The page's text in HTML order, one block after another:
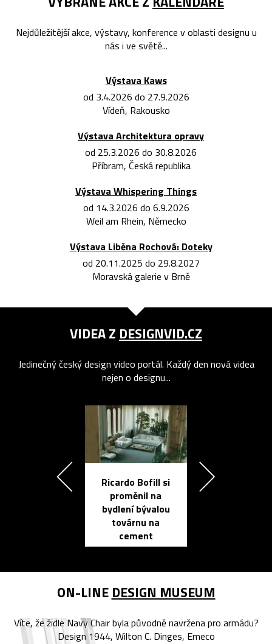
Nejdůležitější akce, výstavy, konference v oblasti designu u
nás i ve světě...
Výstava Kaws
od 3.4.2026 do 27.9.2026
Vídeň, Rakousko
Výstava Architektura opravy
od 25.3.2026 do 30.8.2026
Příbram, Česká republika
Výstava Whispering Things
od 14.3.2026 do 6.9.2026
Weil am Rhein, Německo
Výstava Liběna Rochová: Doteky
od 20.11.2025 do 29.8.2027
Moravská galerie v Brně
VIDEA Z DESIGNVID.CZ
Jedinečný český design video portál. Každý den nová videa
nejen o designu...
Ricardo Bofill si
proměnil na
bydlení bývalou
továrnu na
cement
ON-LINE DESIGN MUSEUM
Víte, že židle Navy Chair byla původně navržena pro armádu?
Design 1944, Wilton C. Dinges, Emeco